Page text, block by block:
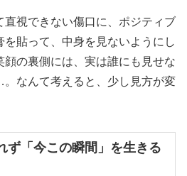
直視できない傷口に、ポジティブ
を貼って、中身を見ないようにし
顔の裏側には、実は誰にも見せな
なんて考えると、少し見方が変
ず「今この瞬間」を生きる